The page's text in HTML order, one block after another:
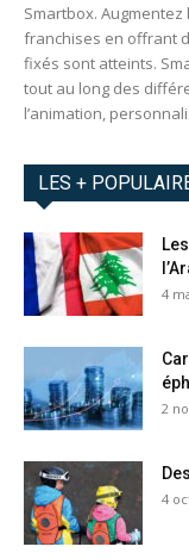
Smartbox.
franchises en offrant
fixés sont atteints.
tout au long des
l’animation,
LES +
4
2
4